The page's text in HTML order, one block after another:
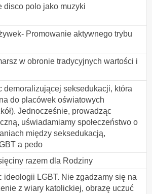
disco polo jako muzyki
Promowanie aktywnego trybu
w obronie tradycyjnych wartości i
demoralizującej seksedukacji, która
do placówek oświatowych
Jednocześnie, prowadząc
uświadamiamy społeczeństwo o
między seksedukacją,
a pedo
razem dla Rodziny
ideologii LGBT. Nie zgadzamy się na
z wiary katolickiej, obrazę uczuć